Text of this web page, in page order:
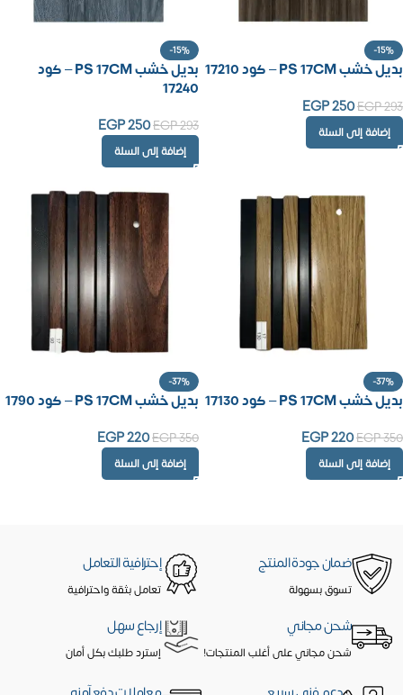
-15%
بديل خشب PS 17CM – كود 17210
EGP293
EGP250
إضافة إلى السلة
-15%
بديل خشب PS 17CM – كود
17240
EGP293
EGP250
إضافة إلى السلة
-37%
بديل خشب PS 17CM – كود 17130
EGP350
EGP220
إضافة إلى السلة
-37%
بديل خشب PS 17CM – كود 1790
EGP350
EGP220
إضافة إلى السلة
ضمان جودة المنتج
تسوق بسهولة
إحترافية التعامل
تعامل بثقة واحترافية
شحن مجاني
شحن مجاني على أغلب المنتجات!
إرجاع سهل
إسترد طلبك بكل أمان